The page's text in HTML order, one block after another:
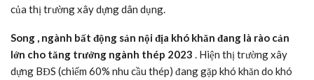
của thị trường xây dựng dân dụng.
Song, ngành bất động sản nội địa khó khăn đang là rào cản
lớn cho tăng trưởng ngành thép 2023 . Hiện thị trường xây
dựng BĐS (chiếm 60% nhu cầu thép) đang gặp khó khăn do khó